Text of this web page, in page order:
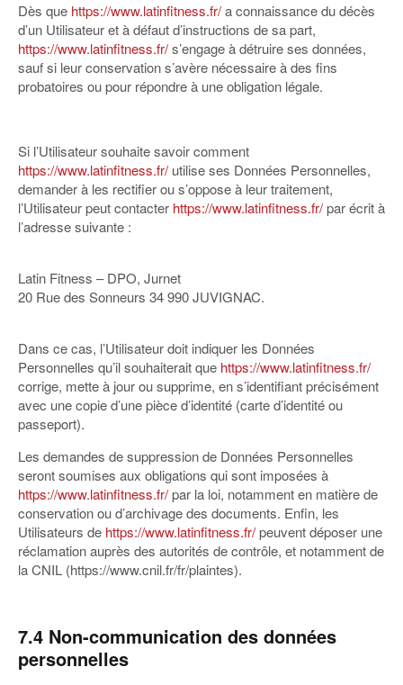
Dès que https://www.latinfitness.fr/a connaissance du décès
d’un Utilisateur et à défaut d’instructions de sa part,
https://www.latinfitness.fr/s’engage à détruire ses données,
sauf si leur conservation s’avère nécessaire à des fins
probatoires ou pour répondre à une obligation légale.
Si l’Utilisateur souhaite savoir comment
https://www.latinfitness.fr/ utilise ses Données Personnelles,
demander à les rectifier ou s’oppose à leur traitement,
l’Utilisateur peut contacter https://www.latinfitness.fr/par écrit à
l’adresse suivante :
Latin Fitness – DPO, Jurnet
20 Rue des Sonneurs 34 990 JUVIGNAC.
Dans ce cas, l’Utilisateur doit indiquer les Données
Personnelles qu’il souhaiterait que https://www.latinfitness.fr/
corrige, mette à jour ou supprime, en s’identifiant précisément
avec une copie d’une pièce d’identité (carte d’identité ou
passeport).
Les demandes de suppression de Données Personnelles
seront soumises aux obligations qui sont imposées à
https://www.latinfitness.fr/par la loi, notamment en matière de
conservation ou d’archivage des documents. Enfin, les
Utilisateurs de https://www.latinfitness.fr/peuvent déposer une
réclamation auprès des autorités de contrôle, et notamment de
la CNIL (https://www.cnil.fr/fr/plaintes).
7.4 Non-communication des données
personnelles